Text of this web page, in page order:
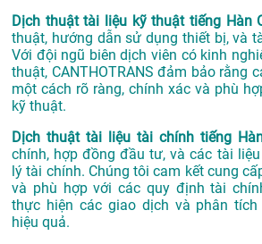
Dịch thuật tài liệu kỹ thuật tiếng Hàn
thuật, hướng dẫn sử dụng thiết bị, và
Với đội ngũ biên dịch viên có kinh
thuật, CANTHOTRANS đảm bảo rằng
một cách rõ ràng, chính xác và phù
kỹ thuật.
Dịch thuật tài liệu tài chính tiếng
chính, hợp đồng đầu tư, và các tài
lý tài chính. Chúng tôi cam kết cung
và phù hợp với các quy định tài
thực hiện các giao dịch và phân
hiệu quả.